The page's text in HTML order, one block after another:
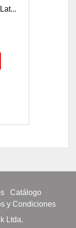
Catálogo
y Condiciones
Ltda.